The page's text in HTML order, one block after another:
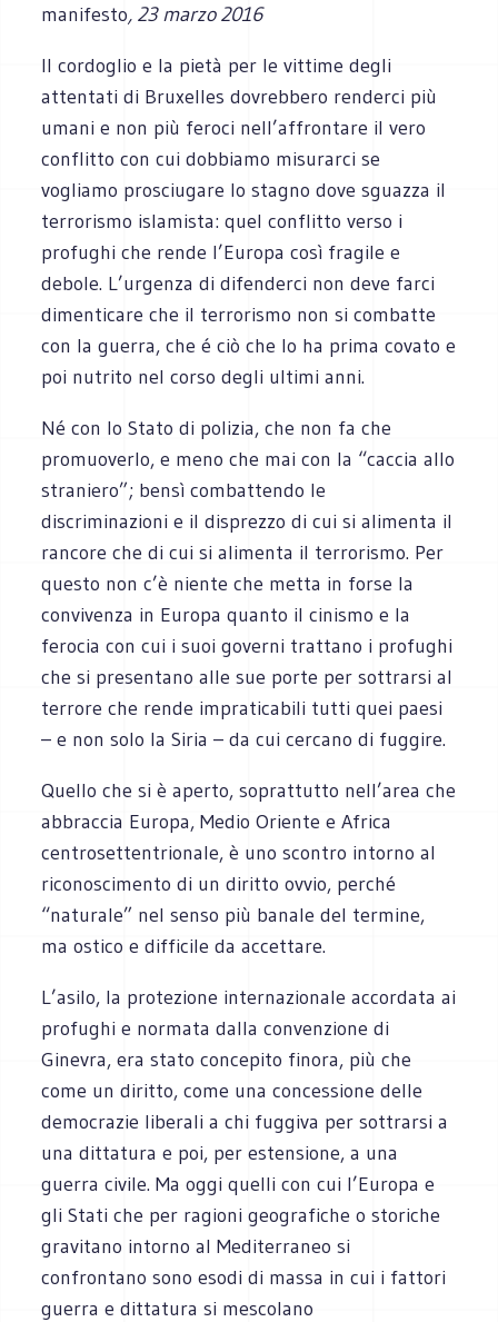
manifesto, 23 marzo 2016
Il cordoglio e la pietà per le vittime degli
attentati di Bruxelles dovrebbero renderci più
umani e non più feroci nell’affrontare il vero
conflitto con cui dobbiamo misurarci se
vogliamo prosciugare lo stagno dove sguazza il
terrorismo islamista: quel conflitto verso i
profughi che rende l’Europa così fragile e
debole. L’urgenza di difenderci non deve farci
dimenticare che il terrorismo non si combatte
con la guerra, che é ciò che lo ha prima covato e
poi nutrito nel corso degli ultimi anni.
Né con lo Stato di polizia, che non fa che
promuoverlo, e meno che mai con la “caccia allo
straniero”; bensì combattendo le
discriminazioni e il disprezzo di cui si alimenta il
rancore che di cui si alimenta il terrorismo. Per
questo non c’è niente che metta in forse la
convivenza in Europa quanto il cinismo e la
ferocia con cui i suoi governi trattano i profughi
che si presentano alle sue porte per sottrarsi al
terrore che rende impraticabili tutti quei paesi
– e non solo la Siria – da cui cercano di fuggire.
Quello che si è aperto, soprattutto nell’area che
abbraccia Europa, Medio Oriente e Africa
centrosettentrionale, è uno scontro intorno al
riconoscimento di un diritto ovvio, perché
“naturale” nel senso più banale del termine,
ma ostico e difficile da accettare.
L’asilo, la protezione internazionale accordata ai
profughi e normata dalla convenzione di
Ginevra, era stato concepito finora, più che
come un diritto, come una concessione delle
democrazie liberali a chi fuggiva per sottrarsi a
una dittatura e poi, per estensione, a una
guerra civile. Ma oggi quelli con cui l’Europa e
gli Stati che per ragioni geografiche o storiche
gravitano intorno al Mediterraneo si
confrontano sono esodi di massa in cui i fattori
guerra e dittatura si mescolano